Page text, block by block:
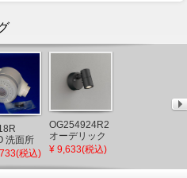
洗面所
面所水
税込)
OG254924R2
オーデリック
屋外用スポッ
トライト ブラ
ック LED(電球
¥ 9,633(税込)